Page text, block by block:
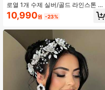
로열 1개 수제 실버/골드 라인스톤 헤
어 클립, 럭셔리 신부 헤드피스, 업스
타일용 웨딩 헤어 액세서리, 사이드 장
마스
10,990원 -23%